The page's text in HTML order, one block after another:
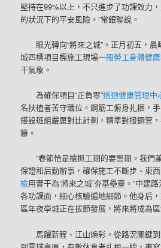
堅持在99%以上，不只進步了功課效力
的狀況下的平安風險。”常銀聯說。
眼光轉向“將來之城”。正月初五，
城四標項目標施工現場一般勞工身體健
干氣象。
為確保項目“正負零”巡迴健康管理中
名扶植者苦守職位。鋼筋工俯身扎捆，
搭設班組嚴厲對比計劃，精準對接鋼管
籬。
“春節恰是搶抓工期的要害期。我們
保證和后勤辦事，確保施工不斷步、東
檢用實干為‘將來之城’夯基壘臺。”中建
各功課面，細心核驗遍地細節。他身后
區年夜學城正在拔節發展，將來將成為
馬躍新程、江山煥彩。從路況關鍵